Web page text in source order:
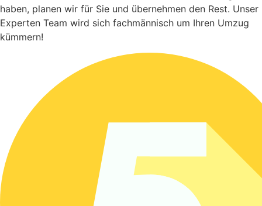
haben, planen wir für Sie und übernehmen den Rest. Unser
Experten Team wird sich fachmännisch um Ihren Umzug
kümmern!